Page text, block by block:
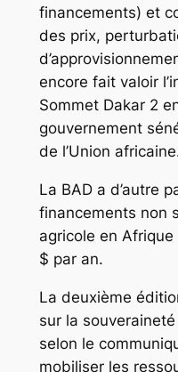
financements) et
des prix,
encore fait valoir
Sommet Dakar 2
gouvernement
de l’Union
La BAD a d’autre
financements non
agricole en
$ par an.
La deuxième
sur la
selon le
mobiliser les